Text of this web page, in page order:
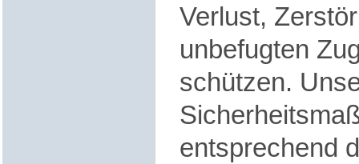
Verlust,
unbefugten
schützen.
entsprechend